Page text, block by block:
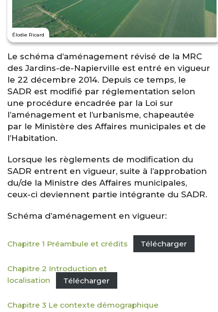
Élodie Ricard
Le schéma d’aménagement révisé de la MRC
des Jardins-de-Napierville est entré en vigueur
le 22 décembre 2014. Depuis ce temps, le
SADR est modifié par réglementation selon
une procédure encadrée par la Loi sur
l’aménagement et l’urbanisme, chapeautée
par le Ministère des Affaires municipales et de
l’Habitation.
Lorsque les règlements de modification du
SADR entrent en vigueur, suite à l’approbation
du/de la Ministre des Affaires municipales,
ceux-ci deviennent partie intégrante du SADR.
Schéma d’aménagement en vigueur:
Chapitre 1 Préambule et crédits Télécharger
Chapitre 2 Introduction et
localisation
Télécharger
Chapitre 3 Le contexte démographique